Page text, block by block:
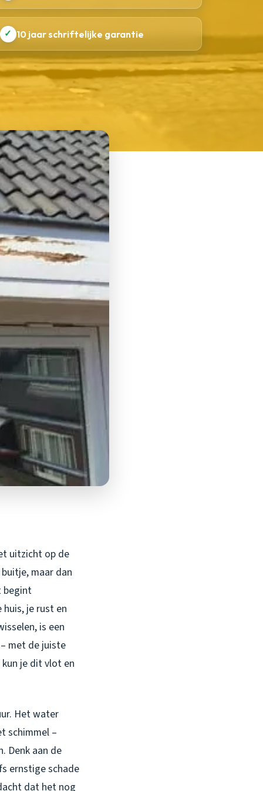
✓ 10 jaar schriftelijke garantie
uitzicht op de
maar dan
begint
je rust en
is een
met de juiste
kun je dit vlot en
Het water
schimmel –
Denk aan de
ernstige schade
dat het nog